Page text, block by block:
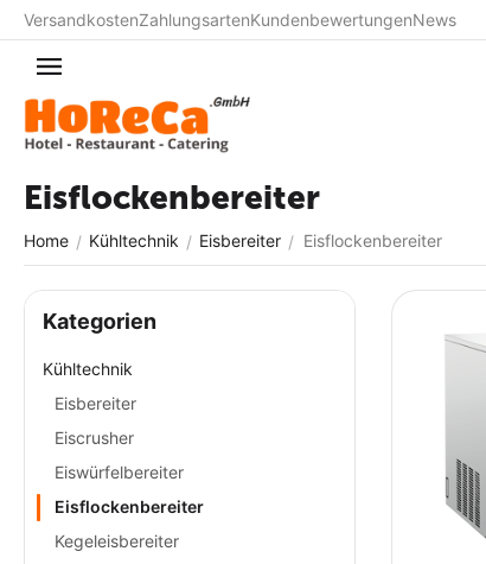
VersandkostenZahlungsartenKundenbewertungenNews
Eisflockenbereiter
Home / Kühltechnik / Eisbereiter / Eisflockenbereiter
Kategorien
Kühltechnik
Eisbereiter
Eiscrusher
Eiswürfelbereiter
Eisflockenbereiter
Kegeleisbereiter